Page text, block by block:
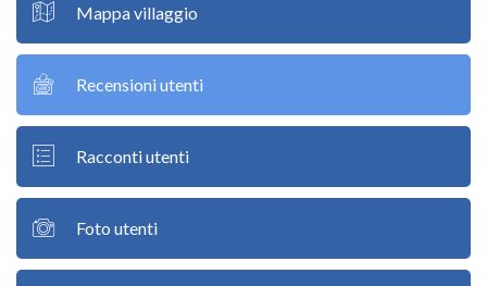
Mappa villaggio
Recensioni utenti
Racconti utenti
Foto utenti